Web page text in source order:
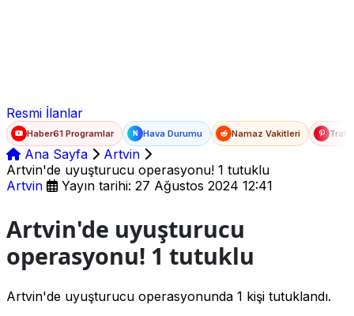
Resmi İlanlar
Haber61 Programlar N Hava Durumu Namaz Vakitleri
Ana Sayfa
Artvin
Artvin'de uyuşturucu operasyonu! 1 tutuklu
Artvin
Yayın tarihi: 27 Ağustos 2024 12:41
Artvin'de uyuşturucu
operasyonu! 1 tutuklu
Artvin'de uyuşturucu operasyonunda 1 kişi tutuklandı.